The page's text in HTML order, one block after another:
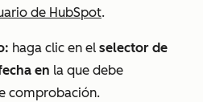
de HubSpot.
haga clic en el selector de
en la que debe
comprobación.